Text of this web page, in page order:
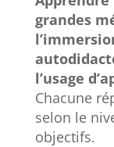
grandes
l’usage
Chacune
selon le
objectifs.